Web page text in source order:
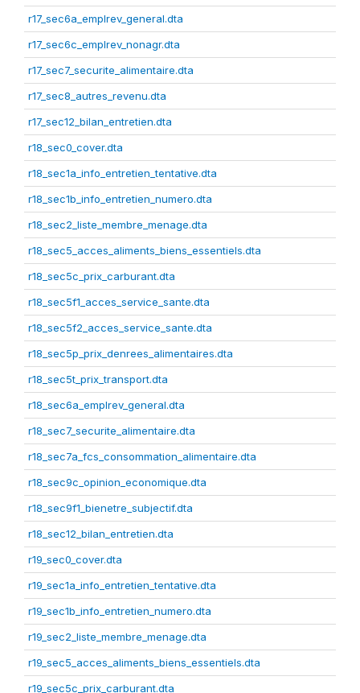
r17_sec6a_emplrev_general.dta
r17_sec6c_emplrev_nonagr.dta
r17_sec7_securite_alimentaire.dta
r17_sec8_autres_revenu.dta
r17_sec12_bilan_entretien.dta
r18_sec0_cover.dta
r18_sec1a_info_entretien_tentative.dta
r18_sec1b_info_entretien_numero.dta
r18_sec2_liste_membre_menage.dta
r18_sec5_acces_aliments_biens_essentiels.dta
r18_sec5c_prix_carburant.dta
r18_sec5f1_acces_service_sante.dta
r18_sec5f2_acces_service_sante.dta
r18_sec5p_prix_denrees_alimentaires.dta
r18_sec5t_prix_transport.dta
r18_sec6a_emplrev_general.dta
r18_sec7_securite_alimentaire.dta
r18_sec7a_fcs_consommation_alimentaire.dta
r18_sec9c_opinion_economique.dta
r18_sec9f1_bienetre_subjectif.dta
r18_sec12_bilan_entretien.dta
r19_sec0_cover.dta
r19_sec1a_info_entretien_tentative.dta
r19_sec1b_info_entretien_numero.dta
r19_sec2_liste_membre_menage.dta
r19_sec5_acces_aliments_biens_essentiels.dta
r19_sec5c_prix_carburant.dta